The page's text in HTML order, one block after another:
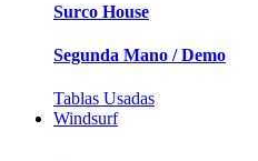
Surco House
Segunda Mano / Demo
Tablas Usadas
Windsurf